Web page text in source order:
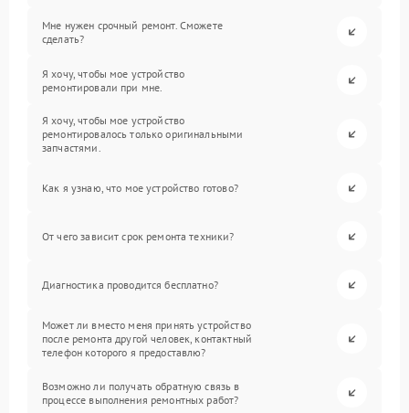
Мне нужен срочный ремонт. Сможете
сделать?
Я хочу, чтобы мое устройство
ремонтировали при мне.
Я хочу, чтобы мое устройство
ремонтировалось только оригинальными
запчастями.
Как я узнаю, что мое устройство готово?
От чего зависит срок ремонта техники?
Диагностика проводится бесплатно?
Может ли вместо меня принять устройство
после ремонта другой человек, контактный
телефон которого я предоставлю?
Возможно ли получать обратную связь в
процессе выполнения ремонтных работ?